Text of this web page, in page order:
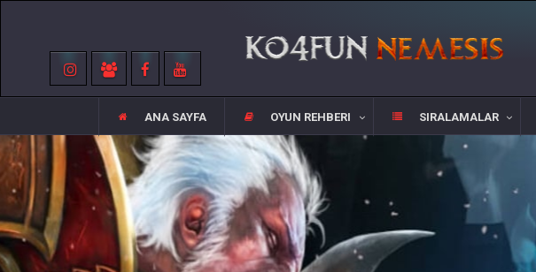
ANA SAYFA OYUN REHBERI SIRALAMALAR